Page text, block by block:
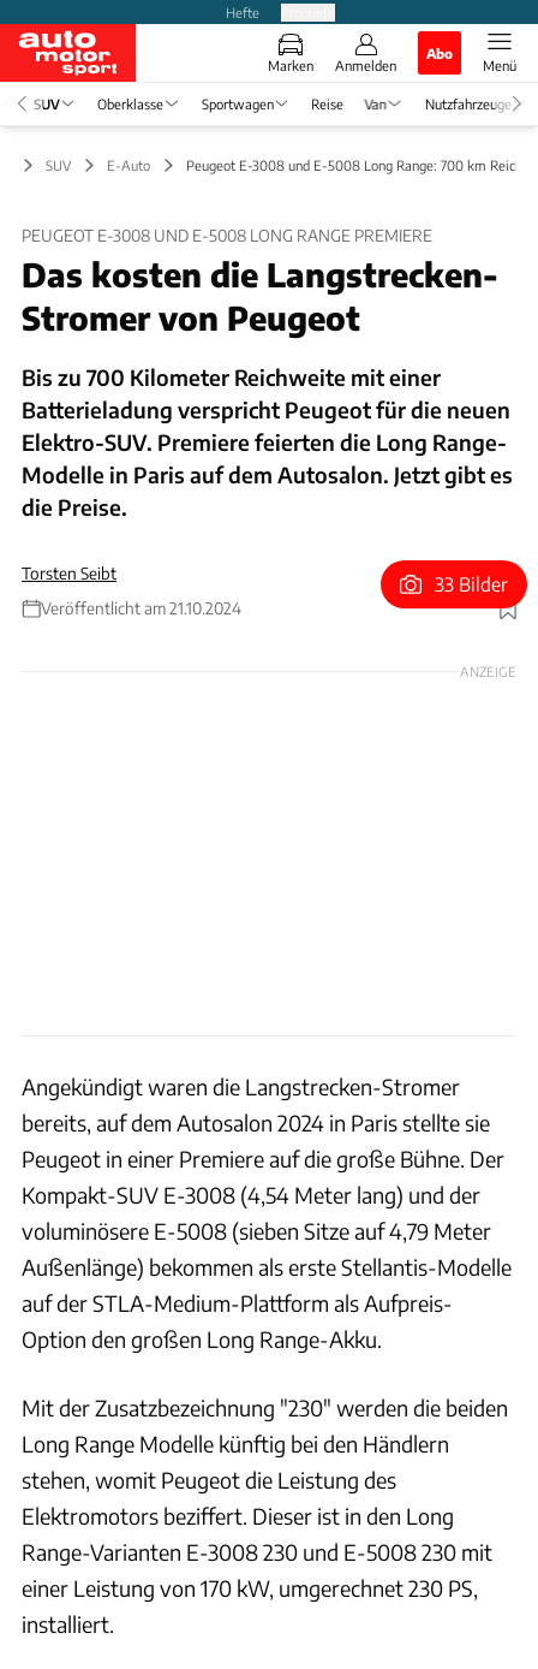
Hefte
Marken Anmelden
Abo
Menü
SUV Oberklasse Sportwagen Reise Van Nutzfahrzeuge
SUV E-Auto Peugeot E-3008 und E-5008 Long Range: 700 km
PEUGEOT E-3008 UND E-5008 LONG RANGE PREMIERE
Das kosten die Langstrecken-
Stromer von Peugeot
Bis zu 700 Kilometer Reichweite mit einer
Batterieladung verspricht Peugeot für die neuen
Elektro-SUV. Premiere feierten die Long Range-
Modelle in Paris auf dem Autosalon. Jetzt gibt es
die Preise.
Torsten Seibt
Veröffentlicht am 21.10.2024
Foto: Peugeot
33 Bilder
ANZEIGE
Angekündigt waren die Langstrecken-Stromer
bereits, auf dem Autosalon 2024 in Paris stellte sie
Peugeot in einer Premiere auf die große Bühne. Der
Kompakt-SUV E-3008 (4,54 Meter lang) und der
voluminösere E-5008 (sieben Sitze auf 4,79 Meter
Außenlänge) bekommen als erste Stellantis-Modelle
auf der STLA-Medium-Plattform als Aufpreis-
Option den großen Long Range-Akku.
Mit der Zusatzbezeichnung "230" werden die beiden
Long Range Modelle künftig bei den Händlern
stehen, womit Peugeot die Leistung des
Elektromotors beziffert. Dieser ist in den Long
Range-Varianten E-3008 230 und E-5008 230 mit
einer Leistung von 170 kW, umgerechnet 230 PS,
installiert.